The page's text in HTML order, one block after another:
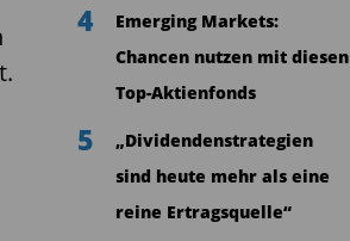
4
Emerging Markets:
Chancen nutzen mit diesen
Top-Aktienfonds
5
„Dividendenstrategien
sind heute mehr als eine
reine Ertragsquelle“